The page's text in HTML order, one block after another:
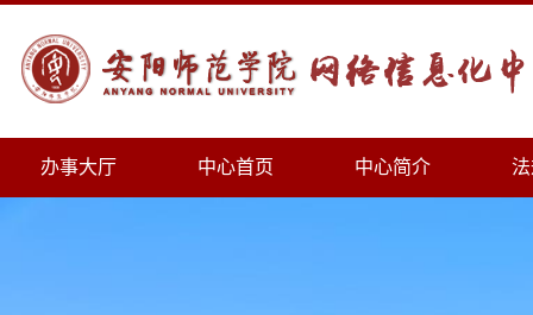
办事大厅 中心首页 中心简介